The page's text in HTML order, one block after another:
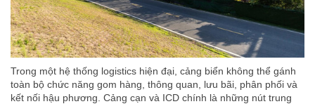
Trong một hệ thống logistics hiện đại, cảng biển không thể gánh
toàn bộ chức năng gom hàng, thông quan, lưu bãi, phân phối và
kết nối hậu phương. Cảng cạn và ICD chính là những nút trung